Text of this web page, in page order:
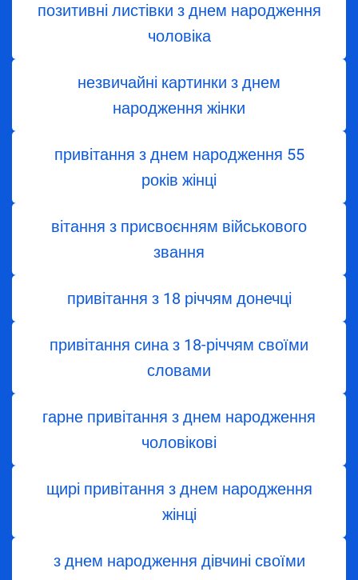
позитивні листівки з днем народження
чоловіка
незвичайні картинки з днем
народження жінки
привітання з днем народження 55
років жінці
вітання з присвоєнням військового
звання
привітання з 18 річчям донечці
привітання сина з 18-річчям своїми
словами
гарне привітання з днем народження
чоловікові
щирі привітання з днем народження
жінці
з днем ​​народження дівчині своїми